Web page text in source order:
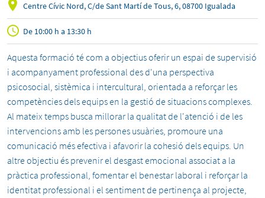
Centre Cívic Nord, C/de Sant Martí de Tous, 6, 08700 Igualada
De 10:00 h a 13:30 h
Aquesta formació té com a objectius oferir un espai de supervisió
i acompanyament professional des d'una perspectiva
psicosocial, sistèmica i intercultural, orientada a reforçar les
competències dels equips en la gestió de situacions complexes.
Al mateix temps busca millorar la qualitat de l'atenció i de les
intervencions amb les persones usuàries, promoure una
comunicació més efectiva i afavorir la cohesió dels equips. Un
altre objectiu és prevenir el desgast emocional associat a la
pràctica professional, fomentar el benestar laboral i reforçar la
identitat professional i el sentiment de pertinença al projecte,